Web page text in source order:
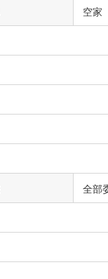
空家
全部